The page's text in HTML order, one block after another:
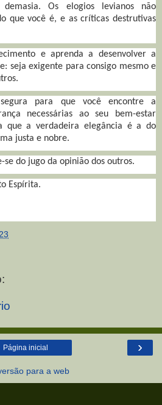
Os elogios levianos não
que você é, e as críticas destrutivas
e aprenda a desenvolver a
seja exigente para consigo mesmo e
para que você encontre a
necessárias ao seu bem-estar
que a verdadeira elegância é a do
justa e nobre.
se do jugo da opinião dos outros.
Momento Espírita.
›
Página inicial
para a web